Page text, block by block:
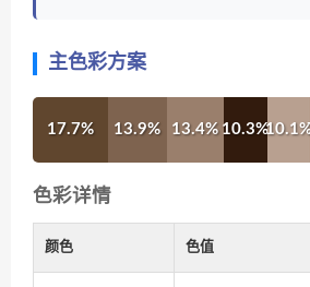
主色彩方案
17.7% 13.9% 13.4% 10.3%
色彩详情
颜色 色值